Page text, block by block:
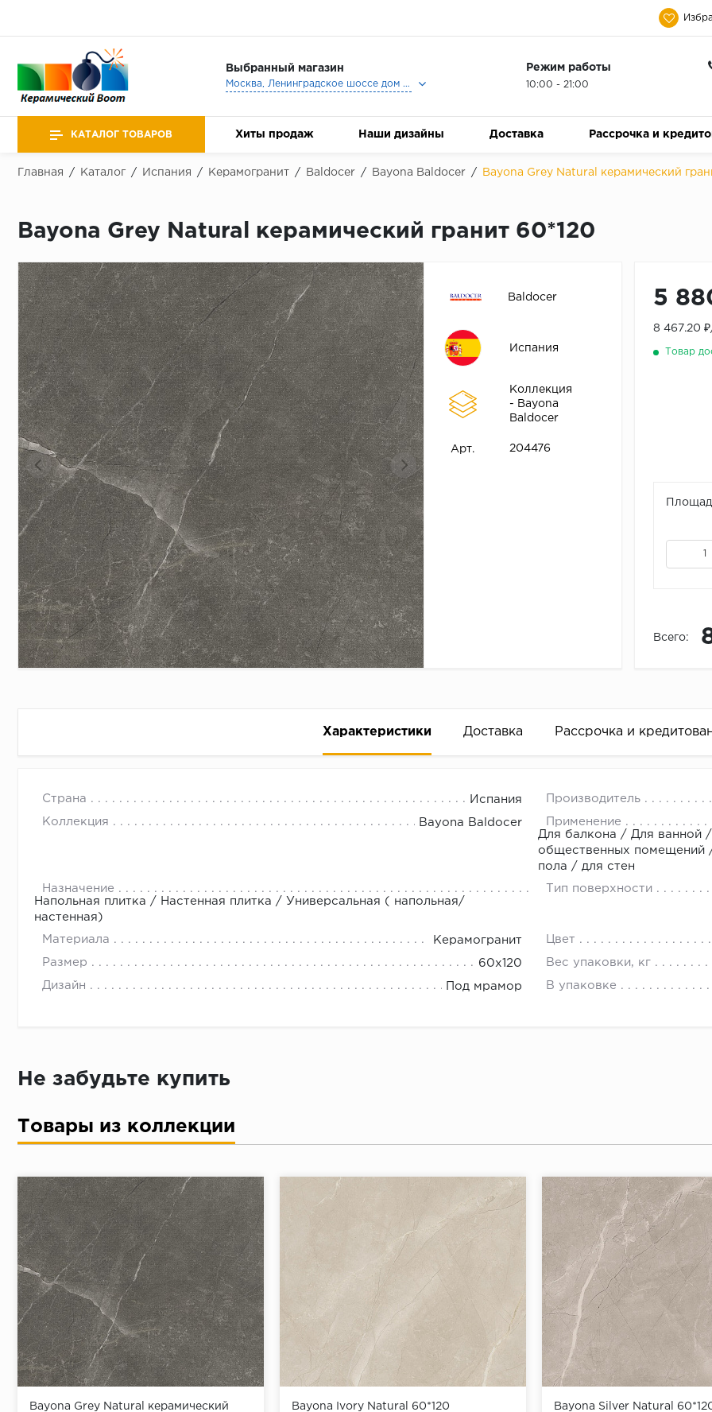
Выбранный магазин
Москва, Ленинградское шоссе дом 25, Торговый Центр Family Room, 2-ой этаж, Магазин Керамический Бум.
Режим работы
10:00 - 21:00
КАТАЛОГ ТОВАРОВ Хиты продаж Наши дизайны Доставка Рассрочка и
Главная / Каталог / Испания / Керамогранит / Baldocer / Bayona Baldocer / Bayona Grey Natural керамический
Bayona Grey Natural керамический гранит 60*120
Baldocer
Испания
Коллекция
- Bayona
Baldocer
Арт. 204476
5
8 467.20
Товар
Всего:
Характеристики Доставка Рассрочка и
Страна Испания Производитель
Коллекция Bayona Baldocer
Применение
Для балкона / Для ванной
общественных
пола / для стен
Назначение
Напольная плитка / Настенная плитка / Универсальная ( напольная/
настенная)
Тип поверхности
Материала Керамогранит Цвет
Размер 60x120 Вес упаковки, кг
Дизайн Под мрамор В упаковке
Рассрочка беспроцентная: вы не платите за пользование деньгами
Высокая вероятность одобрения: до 95%
Подписание договора доступным способом: в магазине, на встрече с представителем или по СМС
Одобрение за 1-2 минуты
Не забудьте купить
Товары из коллекции
Bayona Grey Natural керамический
Bayona Ivory Natural 60*120 Bayona Silver Natural